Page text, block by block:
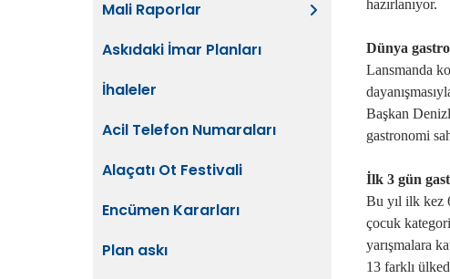
Mali Raporlar
Askıdaki İmar Planları
İhaleler
Acil Telefon Numaraları
Alaçatı Ot Festivali
Encümen Kararları
Plan askı
hazırlanıyor.
Dünya
Lansmanda
Başkan
gastronomi
İlk 3 gün
Bu yıl ilk kez
çocuk
yarışmalara
13 farklı